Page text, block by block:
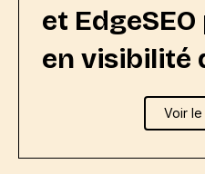
et
en visibilité
Voir